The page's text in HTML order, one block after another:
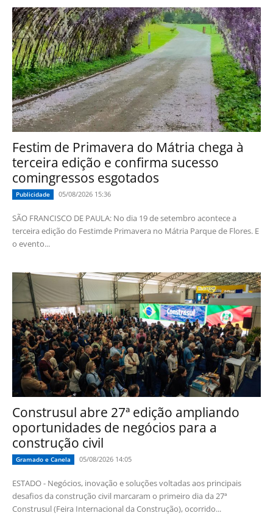
Festim de Primavera do Mátria chega à
terceira edição e confirma sucesso
comingressos esgotados
Publicidade 05/08/2026 15:36
SÃO FRANCISCO DE PAULA: No dia 19 de setembro acontece a
terceira edição do Festimde Primavera no Mátria Parque de Flores. E
o evento...
Construsul abre 27ª edição ampliando
oportunidades de negócios para a
construção civil
Gramado e Canela 05/08/2026 14:05
ESTADO - Negócios, inovação e soluções voltadas aos principais
desafios da construção civil marcaram o primeiro dia da 27ª
Construsul (Feira Internacional da Construção), ocorrido...